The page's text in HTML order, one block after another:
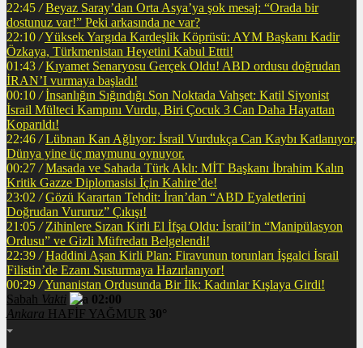
22:45 / Beyaz Saray’dan Orta Asya’ya şok mesaj: “Orada bir
dostunuz var!” Peki arkasında ne var?
22:10 /Yüksek Yargıda Kardeşlik Köprüsü: AYM Başkanı Kadir
Özkaya, Türkmenistan Heyetini Kabul Ettti!
01:43 / Kıyamet Senaryosu Gerçek Oldu! ABD ordusu doğrudan
İRAN’I vurmaya başladı!
00:10 / İnsanlığın Sığındığı Son Noktada Vahşet: Katil Siyonist
İsrail Mülteci Kampını Vurdu, Biri Çocuk 3 Can Daha Hayattan
Koparıldı!
22:46 / Lübnan Kan Ağlıyor: İsrail Vurdukça Can Kaybı Katlanıyor,
Dünya yine üç maymunu oynuyor.
00:27 / Masada ve Sahada Türk Aklı: MİT Başkanı İbrahim Kalın
Kritik Gazze Diplomasisi İçin Kahire’de!
23:02 / Gözü Karartan Tehdit: İran’dan “ABD Eyaletlerini
Doğrudan Vururuz” Çıkışı!
21:05 / Zihinlere Sızan Kirli El İfşa Oldu: İsrail’in “Manipülasyon
Ordusu” ve Gizli Müfredatı Belgelendi!
22:39 / Haddini Aşan Kirli Plan: Firavunun torunları İşgalci İsrail
Filistin’de Ezanı Susturmaya Hazırlanıyor!
00:29 /Yunanistan Ordusunda Bir İlk: Kadınlar Kışlaya Girdi!
Sabah Vakti
02:00
Ankara HAFİF YAĞMUR 30°